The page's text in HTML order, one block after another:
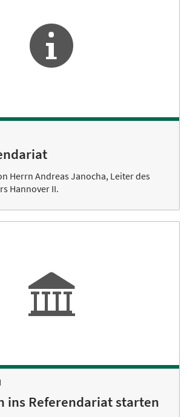
Herrn Andreas Janocha, Leiter des
Hannover II.
ins Referendariat starten